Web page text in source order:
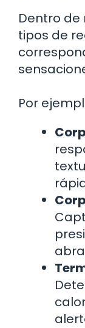
Dentro de
tipos de
Por